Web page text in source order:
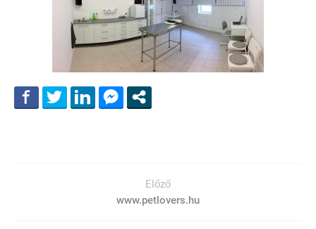
Előző
www.petlovers.hu